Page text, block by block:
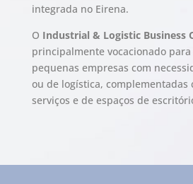
integrada no Eirena.
O Industrial & Logistic Business
principalmente vocacionado
pequenas empresas com
ou de logística, complementadas
serviços e de espaços de